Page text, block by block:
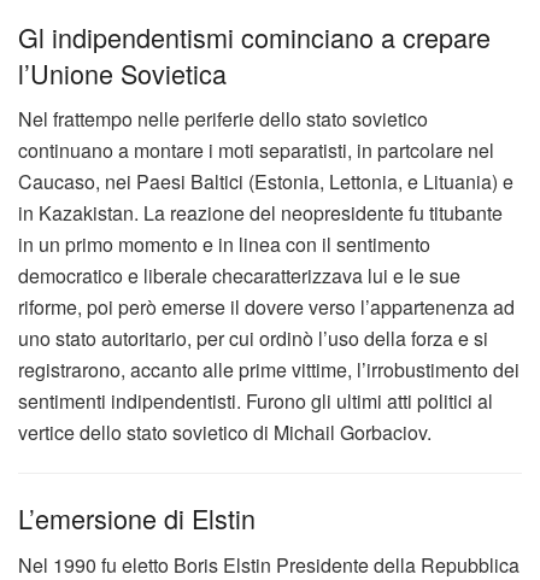
Gl indipendentismi cominciano a crepare
l’Unione Sovietica
Nel frattempo nelle periferie dello stato sovietico
continuano a montare i moti separatisti, in partcolare nel
Caucaso, nei Paesi Baltici (Estonia, Lettonia, e Lituania) e
in Kazakistan. La reazione del neopresidente fu titubante
in un primo momento e in linea con il sentimento
democratico e liberale checaratterizzava lui e le sue
riforme, poi però emerse il dovere verso l’appartenenza ad
uno stato autoritario, per cui ordinò l’uso della forza e si
registrarono, accanto alle prime vittime, l’irrobustimento dei
sentimenti indipendentisti. Furono gli ultimi atti politici al
vertice dello stato sovietico di Michail Gorbaciov.
L’emersione di Elstin
Nel 1990 fu eletto Boris Elstin Presidente della Repubblica